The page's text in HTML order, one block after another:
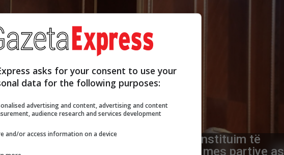
Në mesnatë afati i fundit për konstituim të
Kuvendit, s’ka njoftim as për biseda mes partive as
asks for your consent to use your
data for the following purposes:
advertising and content, advertising and content
audience research and services development
and/or access information on a device